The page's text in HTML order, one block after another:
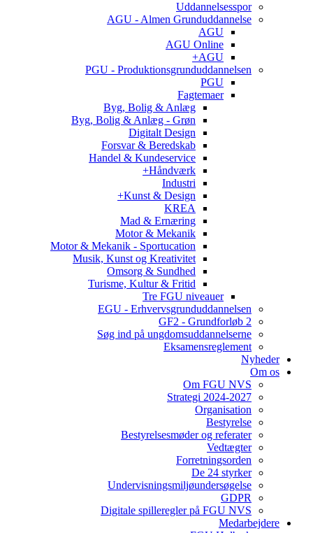
Uddannelsesspor
AGU - Almen Grunduddannelse
AGU
AGU Online
AGU+
PGU - Produktionsgrunduddannelsen
PGU
Fagtemaer
Byg, Bolig & Anlæg
Byg, Bolig & Anlæg - Grøn
Digitalt Design
Forsvar & Beredskab
Handel & Kundeservice
Håndværk+
Industri
Kunst & Design+
KREA
Mad & Ernæring
Motor & Mekanik
Motor & Mekanik - Sportucation
Musik, Kunst og Kreativitet
Omsorg & Sundhed
Turisme, Kultur & Fritid
Tre FGU niveauer
EGU - Erhvervsgrunduddannelsen
GF2 - Grundforløb 2
Søg ind på ungdomsuddannelserne
Eksamensreglement
Nyheder
Om os
Om FGU NVS
Strategi 2024-2027
Organisation
Bestyrelse
Bestyrelsesmøder og referater
Vedtægter
Forretningsorden
De 24 styrker
Undervisningsmiljøundersøgelse
GDPR
Digitale spilleregler på FGU NVS
Medarbejdere